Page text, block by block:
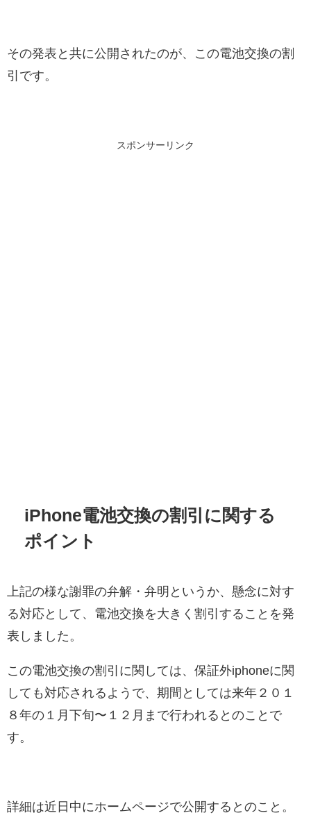
その発表と共に公開されたのが、この電池交換の割
引です。
スポンサーリンク
iPhone電池交換の割引に関する
ポイント
上記の様な謝罪の弁解・弁明というか、懸念に対す
る対応として、電池交換を大きく割引することを発
表しました。
この電池交換の割引に関しては、保証外iphoneに関
しても対応されるようで、期間としては来年２０１
８年の１月下旬〜１２月まで行われるとのことで
す。
詳細は近日中にホームページで公開するとのこと。